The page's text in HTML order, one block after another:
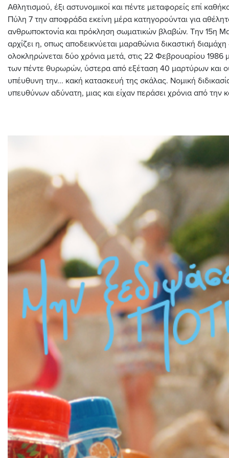
Αθλητισμού, έξι αστυνομικοί και πέντε μεταφορείς επί
Πύλη 7 την αποφράδα εκείνη μέρα κατηγορούνται για
ανθρωποκτονία και πρόκληση σωματικών βλαβών. Την 15η
αρχίζει η, οπως αποδεικνύεται μαραθώνια δικαστική διαμάχη
ολοκληρώνεται δύο χρόνια μετά, στις 22 Φεβρουαρίου
των πέντε θυρωρών, ύστερα από εξέταση 40 μαρτύρων και
υπέυθυνη την... κακή κατασκευή της σκάλας. Νομική
υπευθύνων αδύνατη, μιας και είχαν περάσει χρόνια από την